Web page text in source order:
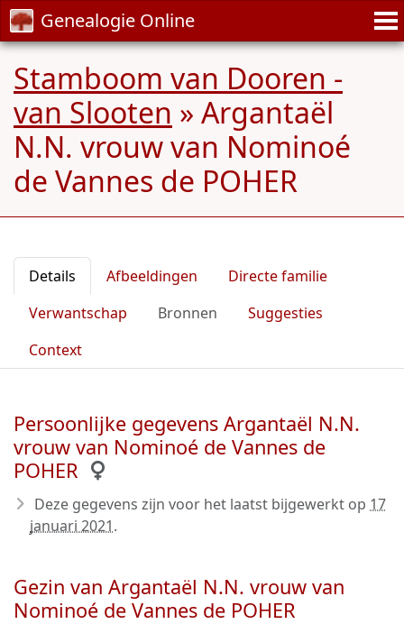
Genealogie Online
Stamboom van Dooren -
van Slooten » Argantaël
N.N. vrouw van Nominoé
de Vannes de POHER
Details Afbeeldingen
Directe familie
Verwantschap
Bronnen
Suggesties
Context
Persoonlijke gegevens Argantaël N.N.
vrouw van Nominoé de Vannes de
POHER
Deze gegevens zijn voor het laatst bijgewerkt op 17
januari 2021.
Gezin van Argantaël N.N. vrouw van
Nominoé de Vannes de POHER